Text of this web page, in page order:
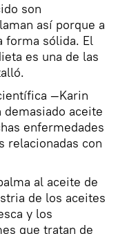
son
así porque a
forma sólida. El
es una de las
—Karin
aceite
enfermedades
relacionadas con
al aceite de
de los aceites
y los
que tratan de